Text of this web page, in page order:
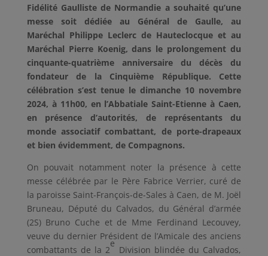
Fidélité Gaulliste de Normandie a souhaité qu’une
messe soit dédiée au Général de Gaulle, au
Maréchal Philippe Leclerc de Hauteclocque et au
Maréchal Pierre Koenig, dans le prolongement du
cinquante-quatrième anniversaire du décès du
fondateur de la Cinquième République. Cette
célébration s’est tenue le dimanche 10 novembre
2024, à 11h00, en l’Abbatiale Saint-Etienne à Caen,
en présence d’autorités, de représentants du
monde associatif combattant, de porte-drapeaux
et bien évidemment, de Compagnons.
On pouvait notamment noter la présence à cette
messe célébrée par le Père Fabrice Verrier, curé de
la paroisse Saint-François-de-Sales à Caen, de M. Joël
Bruneau, Député du Calvados, du Général d’armée
(2S) Bruno Cuche et de Mme Ferdinand Lecouvey,
veuve du dernier Président de l’Amicale des anciens
combattants de la 2
e
Division blindée du Calvados,